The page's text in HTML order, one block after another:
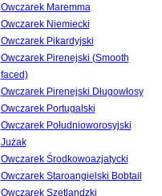
Owczarek Maremma
Owczarek Niemiecki
Owczarek Pikardyjski
Owczarek Pirenejski (Smooth
faced)
Owczarek Pirenejski Długowłosy
Owczarek Portugalski
Owczarek Południoworosyjski
Jużak
Owczarek Środkowoazjatycki
Owczarek Staroangielski Bobtail
Owczarek Szetlandzki